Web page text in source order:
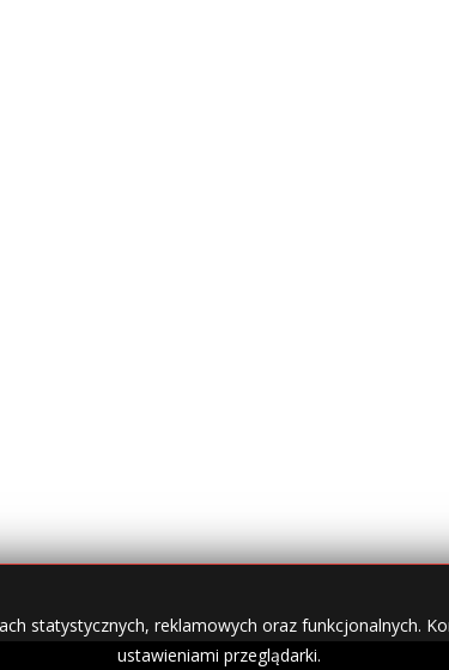
statystycznych, reklamowych oraz funkcjonalnych.
ustawieniami przeglądarki.